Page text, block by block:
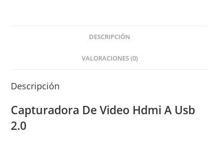
DESCRIPCIÓN
VALORACIONES (0)
Descripción
Capturadora De Video Hdmi A Usb
2.0